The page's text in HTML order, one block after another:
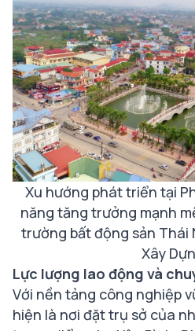
Xu hướng phát triển tại
năng tăng trưởng mạnh
trường bất động sản Thái
Xây
Lực lượng lao động và
Với nền tảng công nghiệp
hiện là nơi đặt trụ sở của